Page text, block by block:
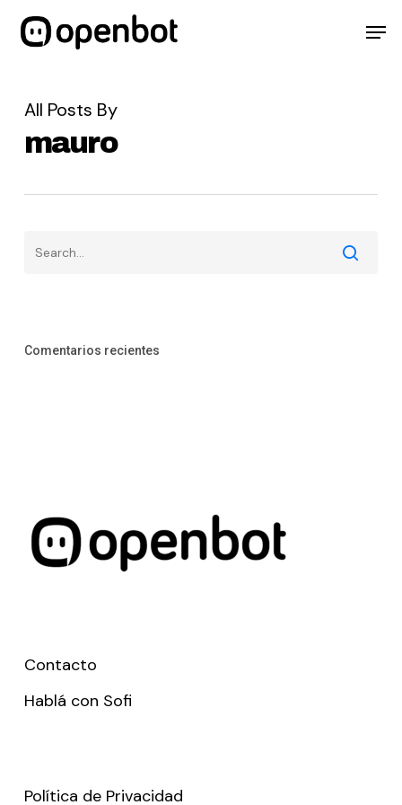
Skip
content
All Posts By
mauro
Comentarios recientes
Contacto
Hablá con Sofi
Política de Privacidad